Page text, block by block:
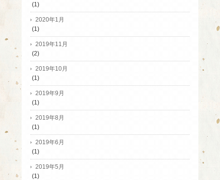
(1)
2020年1月
(1)
2019年11月
(2)
2019年10月
(1)
2019年9月
(1)
2019年8月
(1)
2019年6月
(1)
2019年5月
(1)